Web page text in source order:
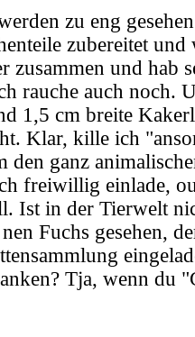
zu eng
zubereitet und
zusammen und hab
rauche auch noch.
1,5 cm breite
Klar, kille ich
den ganz
freiwillig einlade,
Ist in der Tierwelt
Fuchs gesehen,
Tja, wenn du